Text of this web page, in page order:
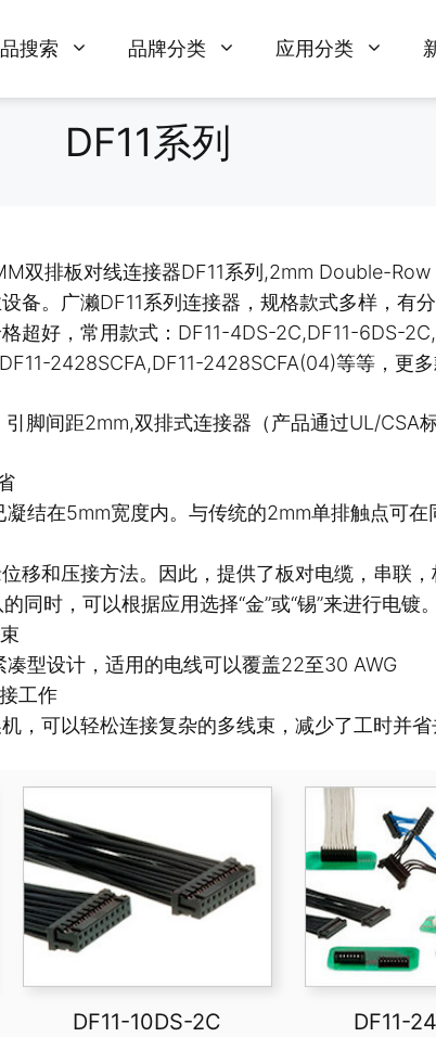
搜索 品牌分类 应用分类
DF11系列
双排板对线连接器DF11系列,2mm Double-
备。广濑DF11系列连接器，规格款式多样，有
超好，常用款式：DF11-4DS-2C,DF11-6DS-
2428SCFA,DF11-2428SCFA(04)等等，更多
脚间距2mm,双排式连接器（产品通过UL/CSA标
结在5mm宽度内。与传统的2mm单排触点可在
移和压接方法。因此，提供了板对电缆，串联
同时，可以根据应用选择“金”或“锡”来进行电镀。
型设计，适用的电线可以覆盖22至30 AWG
工作
，可以轻松连接复杂的多线束，减少了工时并
DF11-10DS-2C DF11-